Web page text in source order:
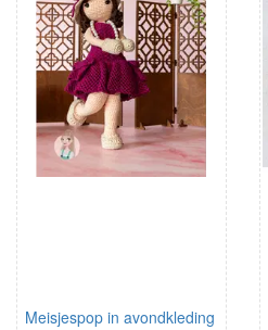
Meisjespop in avondkleding